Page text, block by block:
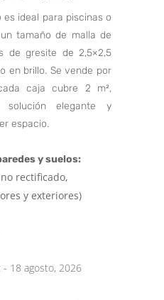
es ideal para piscinas o
tamaño de malla de
de gresite de 2,5×2,5
en brillo. Se vende por
caja cubre 2 m²,
solución elegante y
espacio.
y suelos:
rectificado,
y exteriores)
- 18 agosto, 2026